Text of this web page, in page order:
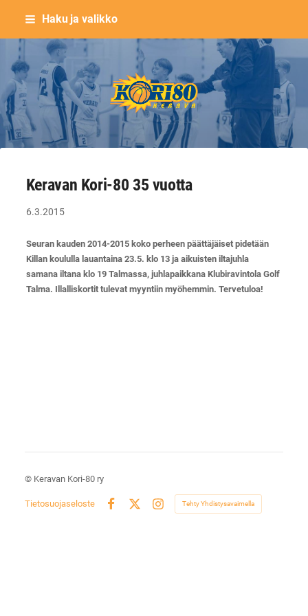
Siirry
sisältöön
Haku ja valikko
Keravan Kori-80 ry
Keravan Kori-80 35 vuotta
6.3.2015
Seuran kauden 2014-2015 koko perheen päättäjäiset pidetään
Killan koululla lauantaina 23.5. klo 13 ja aikuisten iltajuhla
samana iltana klo 19 Talmassa, juhlapaikkana Klubiravintola Golf
Talma. Illalliskortit tulevat myyntiin myöhemmin. Tervetuloa!
© Keravan Kori-80 ry
Tietosuojaseloste
Instagram
Tehty Yhdistysavaimella